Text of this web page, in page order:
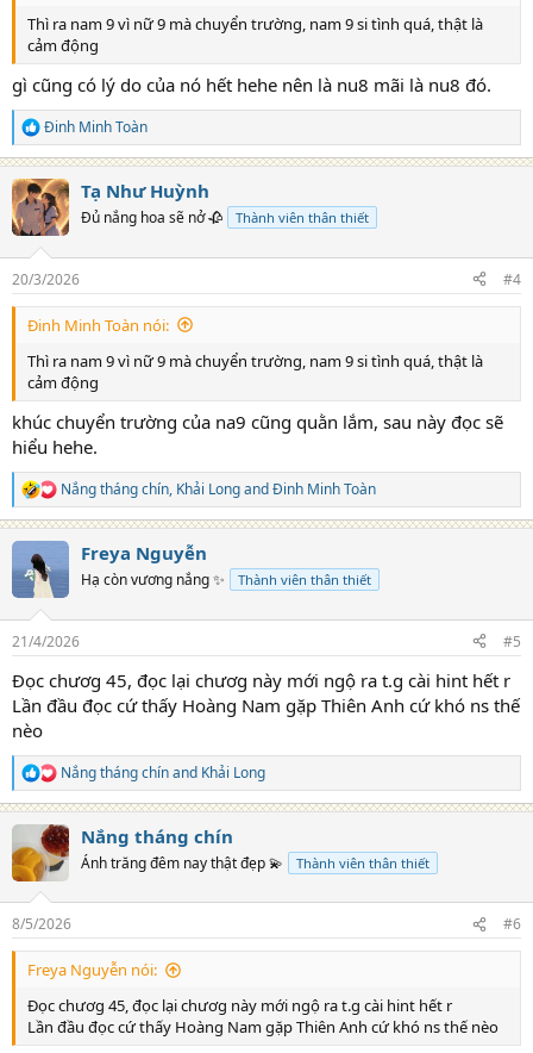
Thì ra nam 9 vì nữ 9 mà chuyển trường, nam 9 si tình quá, thật là
cảm động
gì cũng có lý do của nó hết hehe nên là nu8 mãi là nu8 đó.
R
e
c
i
s
:
Đinh Minh Toàn
Tạ Như Huỳnh
Đủ nắng hoa sẽ nở 🥀 Thành viên thân thiết
20/3/2026 #4
Đinh Minh Toàn nói:
Thì ra nam 9 vì nữ 9 mà chuyển trường, nam 9 si tình quá, thật là
cảm động
khúc chuyển trường của na9 cũng quằn lắm, sau này đọc sẽ
hiểu hehe.
R
e
t
s
Nắng tháng chín, Khải LongandĐinh Minh Toàn
Freya Nguyễn
Hạ còn vương nắng ✨ Thành viên thân thiết
21/4/2026 #5
Đọc chươg 45, đọc lại chươg này mới ngộ ra t.g cài hint hết r
Lần đầu đọc cứ thấy Hoàng Nam gặp Thiên Anh cứ khó ns thế
nèo
R
e
a
t
i
s
:
Nắng tháng chínand Khải Long
Nắng tháng chín
Ánh trăng đêm nay thật đẹp 💫 Thành viên thân thiết
8/5/2026 #6
Freya Nguyễn nói:
Đọc chươg 45, đọc lại chươg này mới ngộ ra t.g cài hint hết r
Lần đầu đọc cứ thấy Hoàng Nam gặp Thiên Anh cứ khó ns thế nèo